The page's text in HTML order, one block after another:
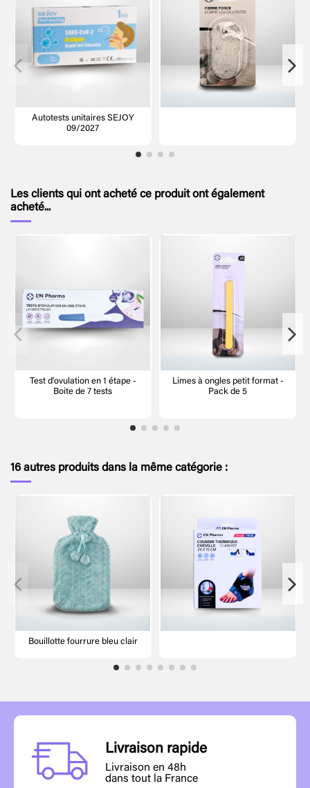
Autotests unitaires SEJOY
09/2027
Les clients qui ont acheté ce produit ont également
acheté...
Test d'ovulation en 1 étape -
Boite de 7 tests
Limes à ongles petit format -
Pack de 5
16 autres produits dans la même catégorie :
Bouillotte fourrure bleu clair
Livraison rapide
Livraison en 48h
dans tout la France